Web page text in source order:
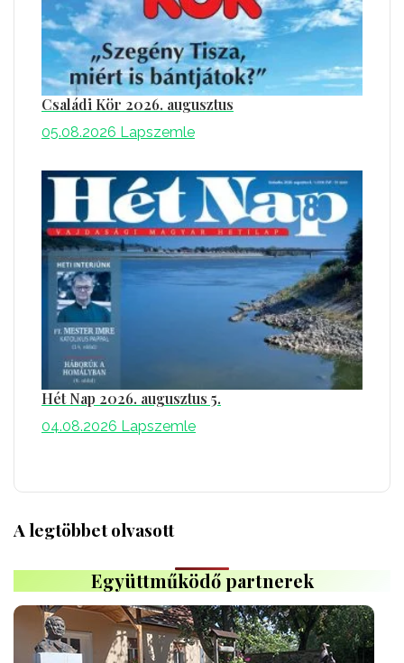
Családi Kör 2026. augusztus
05.08.2026 Lapszemle
Hét Nap 2026. augusztus 5.
04.08.2026 Lapszemle
A legtöbbet olvasott
Együttműködő partnerek